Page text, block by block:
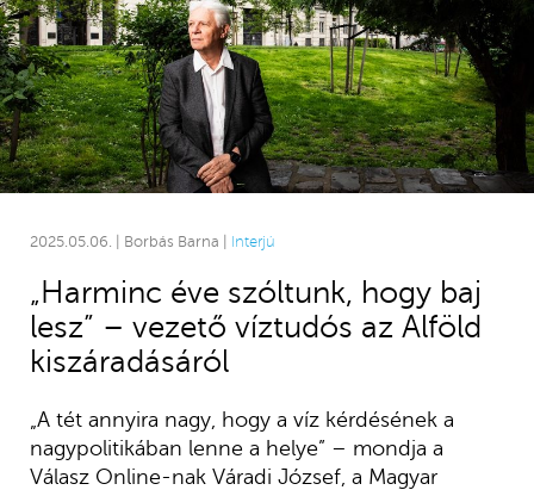
2025.05.06. | Borbás Barna | Interjú
„Harminc éve szóltunk, hogy baj
lesz” – vezető víztudós az Alföld
kiszáradásáról
„A tét annyira nagy, hogy a víz kérdésének a
nagypolitikában lenne a helye” – mondja a
Válasz Online-nak Váradi József, a Magyar